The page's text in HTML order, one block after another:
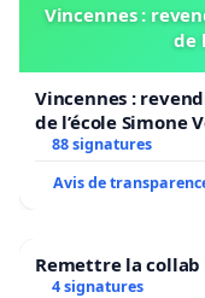
Vincennes :
de
Vincennes :
de l’école Simone
88 signatures
Avis de
Remettre la
4 signatures